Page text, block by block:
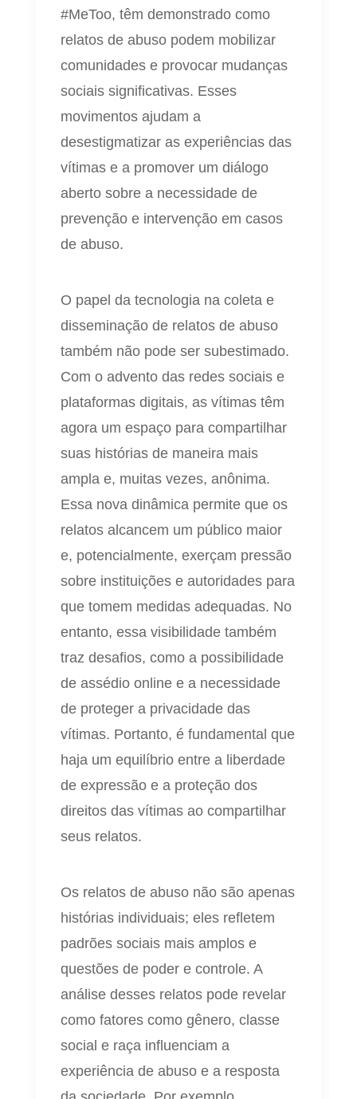
#MeToo, têm demonstrado como
relatos de abuso podem mobilizar
comunidades e provocar mudanças
sociais significativas. Esses
movimentos ajudam a
desestigmatizar as experiências das
vítimas e a promover um diálogo
aberto sobre a necessidade de
prevenção e intervenção em casos
de abuso.
O papel da tecnologia na coleta e
disseminação de relatos de abuso
também não pode ser subestimado.
Com o advento das redes sociais e
plataformas digitais, as vítimas têm
agora um espaço para compartilhar
suas histórias de maneira mais
ampla e, muitas vezes, anônima.
Essa nova dinâmica permite que os
relatos alcancem um público maior
e, potencialmente, exerçam pressão
sobre instituições e autoridades para
que tomem medidas adequadas. No
entanto, essa visibilidade também
traz desafios, como a possibilidade
de assédio online e a necessidade
de proteger a privacidade das
vítimas. Portanto, é fundamental que
haja um equilíbrio entre a liberdade
de expressão e a proteção dos
direitos das vítimas ao compartilhar
seus relatos.
Os relatos de abuso não são apenas
histórias individuais; eles refletem
padrões sociais mais amplos e
questões de poder e controle. A
análise desses relatos pode revelar
como fatores como gênero, classe
social e raça influenciam a
experiência de abuso e a resposta